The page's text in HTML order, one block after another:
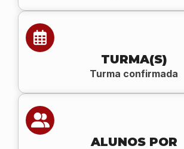
TURMA(S)
Turma confirmada
ALUNOS POR